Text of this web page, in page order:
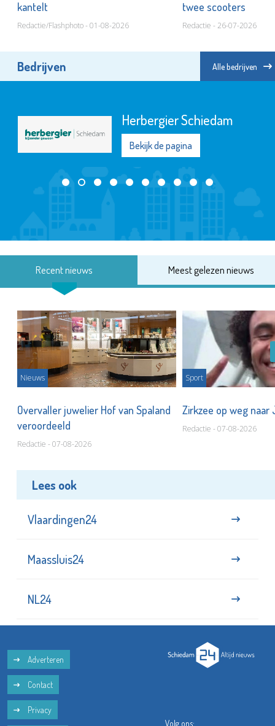
kantelt
Redactie/Flashphoto - 01-08-2026
twee scooters
Redactie - 26-07-2026
Bedrijven Alle bedrijven
Herbergier Schiedam
Bekijk de pagina
Recent nieuws Meest gelezen nieuws
Nieuws
Overvaller juwelier Hof van Spaland
veroordeeld
Redactie - 07-08-2026
Sport
Zirkzee op weg
Redactie - 07-08-2026
Lees ook
Vlaardingen24
Maassluis24
NL24
Adverteren
Contact
Privacy
Volg ons: